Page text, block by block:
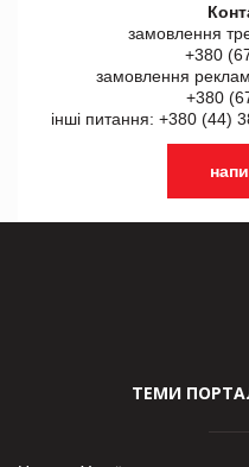
замовлення
+380
замовлення
+380
інші питання: +380 (44)
ТЕМИ